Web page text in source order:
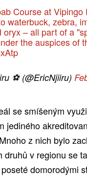
Course at
waterbuck, zebra,
– all part of a
the auspices of
⚽️ (@EricNjiiru)
se smíšeným
jediného
z nich bylo
druhů v regionu se
domorodými